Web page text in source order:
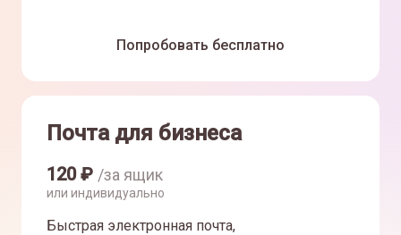
Попробовать бесплатно
Почта для бизнеса
120₽ /за ящик
или индивидуально
Быстрая электронная почта,